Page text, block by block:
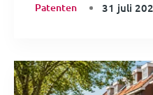
Patenten 31 juli